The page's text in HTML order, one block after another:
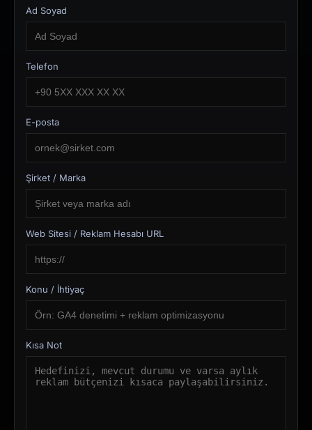
Ad Soyad
Telefon
E-posta
Şirket / Marka
Web Sitesi / Reklam Hesabı URL
Konu / İhtiyaç
Kısa Not